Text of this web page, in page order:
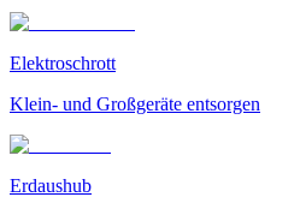
Elektroschrott
Klein- und Großgeräte entsorgen
Erdaushub